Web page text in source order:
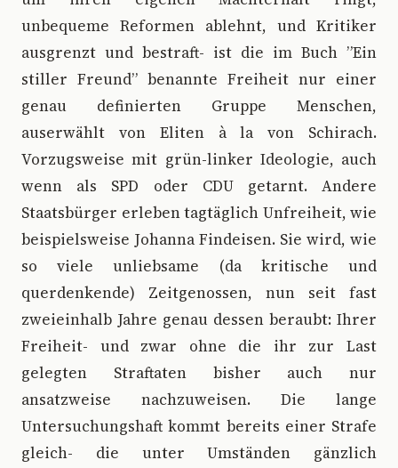
unbequeme Reformen ablehnt, und Kritiker
ausgrenzt und bestraft- ist die im Buch ”Ein
stiller Freund” benannte Freiheit nur einer
genau definierten Gruppe Menschen,
auserwählt von Eliten à la von Schirach.
Vorzugsweise mit grün-linker Ideologie, auch
wenn als SPD oder CDU getarnt. Andere
Staatsbürger erleben tagtäglich Unfreiheit, wie
beispielsweise Johanna Findeisen. Sie wird, wie
so viele unliebsame (da kritische und
querdenkende) Zeitgenossen, nun seit fast
zweieinhalb Jahre genau dessen beraubt: Ihrer
Freiheit- und zwar ohne die ihr zur Last
gelegten Straftaten bisher auch nur
ansatzweise nachzuweisen. Die lange
Untersuchungshaft kommt bereits einer Strafe
gleich- die unter Umständen gänzlich